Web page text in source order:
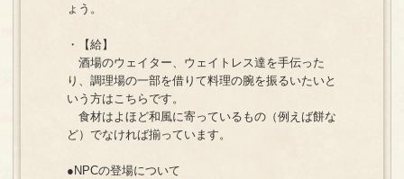
ょう。
・【給】
酒場のウェイター、ウェイトレス達を手伝った
り、調理場の一部を借りて料理の腕を振るいたいと
いう方はこちらです。
食材はよほど和風に寄っているもの（例えば餅な
ど）でなければ揃っています。
●NPCの登場について